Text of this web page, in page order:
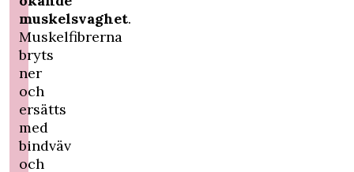
muskelsvaghet.
Muskelfibrerna
bryts
ner
och
ersätts
med
bindväv
och